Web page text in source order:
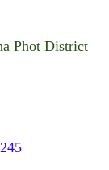
Phot District